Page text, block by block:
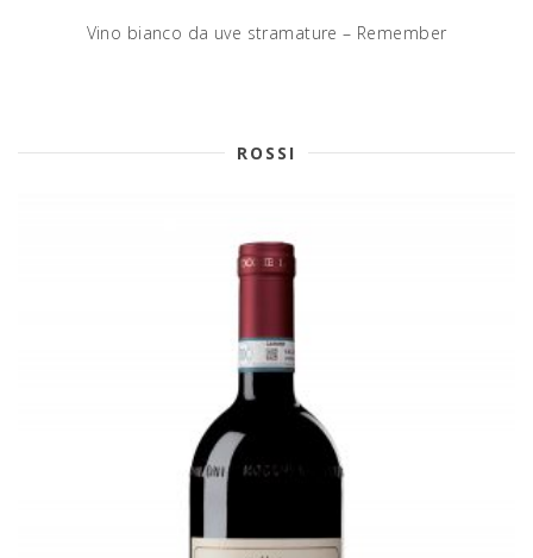
Vino bianco da uve stramature – Remember
ROSSI